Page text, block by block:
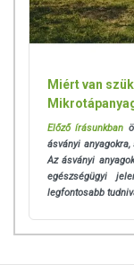
Miért van
Előző írásunkban
ásványi
Az ásványi
egészségügyi
legfontosabb